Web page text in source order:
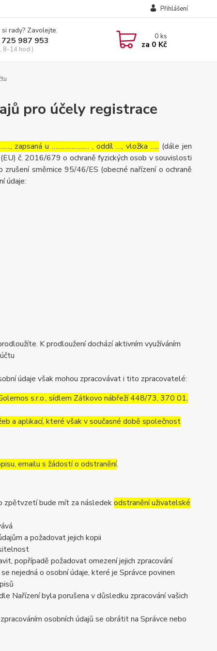
Přihlášení
rady? Zavolejte.
987 953
8-14 hod.)
0ks
za 0 Kč
pro účely registrace
zapsaná u ………………… , oddíl …, vložka ….. (dále jen
č. 2016/679 o ochraně fyzických osob v souvislosti
směrnice 95/46/ES (obecné nařízení o ochraně
údaje:
K prodloužení dochází aktivním využíváním
údaje však mohou zpracovávat i tito zpracovatelé:
s.r.o., sídlem Zátkovo nábřeží 448/73, 370 01,
a aplikací, které však v současné době společnost
emailu s žádostí o odstranění.
zpětvzetí bude mít za následekodstranění uživatelské
a požadovat jejich kopii
popřípadě požadovat omezení jejich zpracování
nejedná o osobní údaje, které je Správce povinen
Nařízení byla porušena v důsledku zpracování vašich
osobních údajů se obrátit na Správce nebo